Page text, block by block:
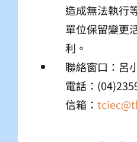
造成無法執行
單位保留變更
利。
聯絡窗口：呂
電話：
信箱：